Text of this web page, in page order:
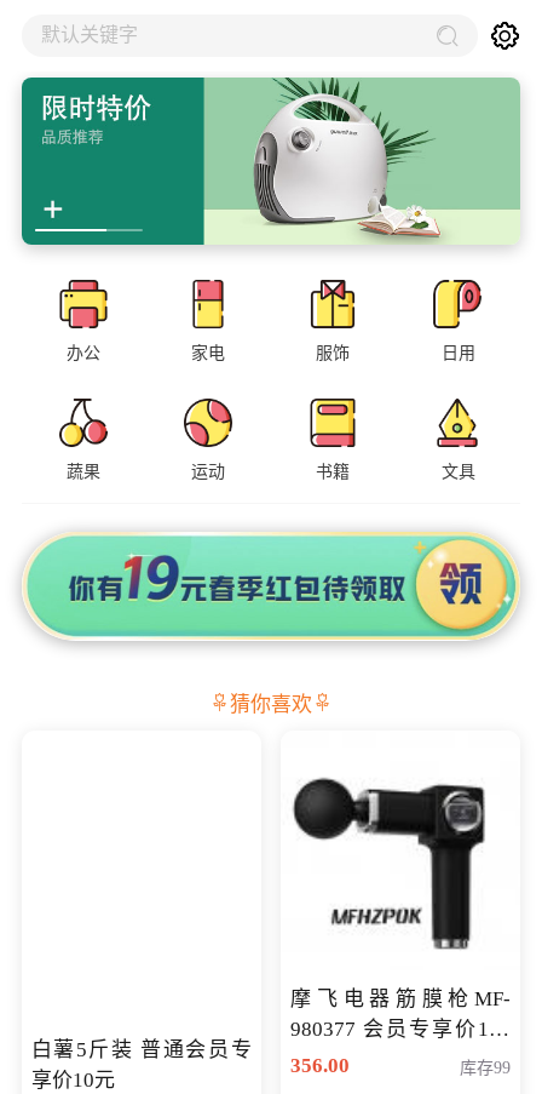
默认关键字
办公 家电 服饰 日用
蔬果 运动 书籍 文具
猜你喜欢
白薯5斤装 普通会员专
享价10元
摩飞电器筋膜枪MF-
980377 会员专享价199
元
356.00 库存99